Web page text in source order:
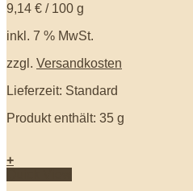
9,14 € / 100 g
inkl. 7 % MwSt.
zzgl. Versandkosten
Lieferzeit: Standard
Produkt enthält: 35 g
+